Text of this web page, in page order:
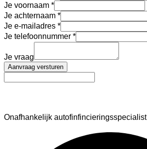
Je voornaam
Je achternaam
Je e-mailadres
Je telefoonnummer
Je vraag
Aanvraag versturen
Onafhankelijk autofinfincieringsspecialist